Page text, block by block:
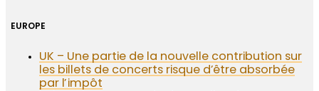
EUROPE
UK – Une partie de la nouvelle contribution sur
les billets de concerts risque d’être absorbée
par l’impôt